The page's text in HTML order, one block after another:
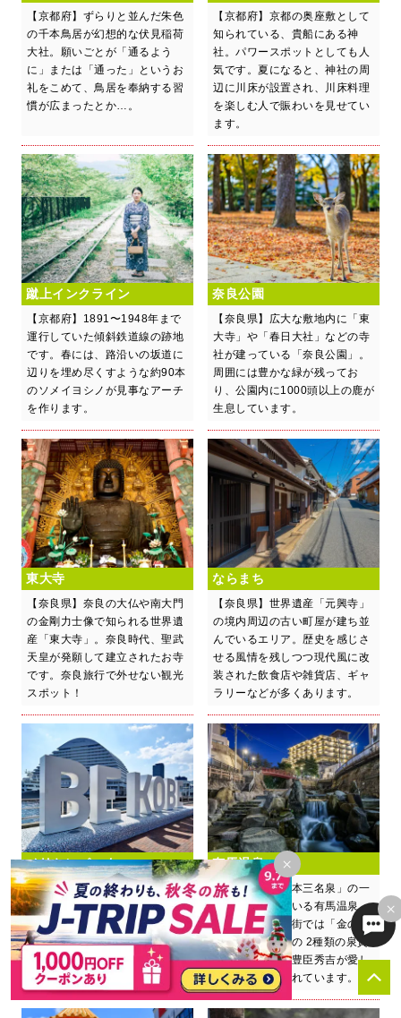
×
【京都府】ずらりと並んだ朱色
の千本鳥居が幻想的な伏見稲荷
大社。願いごとが「通るよう
に」または「通った」というお
礼をこめて、鳥居を奉納する習
慣が広まったとか…。
【京都府】京都の奥座敷として
知られている、貴船にある神
社。パワースポットとしても人
気です。夏になると、神社の周
辺に川床が設置され、川床料理
を楽しむ人で賑わいを見せてい
ます。
蹴上インクライン
【京都府】1891〜1948年まで
運行していた傾斜鉄道線の跡地
です。春には、路沿いの坂道に
辺りを埋め尽くすような約90本
のソメイヨシノが見事なアーチ
を作ります。
奈良公園
【奈良県】広大な敷地内に「東
大寺」や「春日大社」などの寺
社が建っている「奈良公園」。
周囲には豊かな緑が残ってお
り、公園内に1000頭以上の鹿が
生息しています。
東大寺
【奈良県】奈良の大仏や南大門
の金剛力士像で知られる世界遺
産「東大寺」。奈良時代、聖武
天皇が発願して建立されたお寺
です。奈良旅行で外せない観光
スポット！
ならまち
【奈良県】世界遺産「元興寺」
の境内周辺の古い町屋が建ち並
んでいるエリア。歴史を感じさ
せる風情を残しつつ現代風に改
装された飲食店や雑貨店、ギャ
ラリーなどが多くあります。
メリケンパーク
【兵庫県】夜はライトアップが
美しいロマンチックなスポッ
ト。「BE KOBE」のモニュメ
ント前での記念撮影は必須！海
を眺めてまったりするのもおす
すめです。
有馬温泉
【兵庫県】「日本三名泉」の一
つにも選ばれている有馬温泉。
風情がある温泉街では「金の
湯」「銀の湯」の 2種類の泉質
が楽しめます。豊臣秀吉が愛し
たことでも知られています。
×